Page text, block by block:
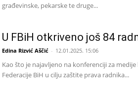
građevinske, pekarske te druge...
U FBiH otkriveno još 84
Edina Rizvić Aščić - 12.01.2025. 15:06
Kao što je najavljeno na konferenciji za
Federacije BiH u cilju zaštite prava radnika...